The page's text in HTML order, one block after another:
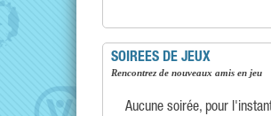
SOIREES DE JEUX
Rencontrez de nouveaux amis en jeu
Aucune soirée, pour